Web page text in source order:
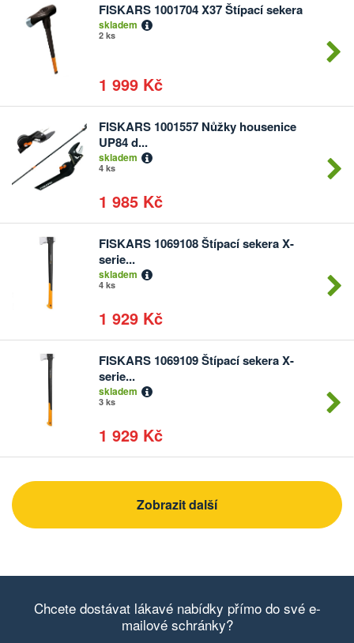
FISKARS 1001704 X37 Štípací sekera
skladem
2 ks
1 999 Kč
Počet
kusů
FISKARS 1001557 Nůžky housenice
UP84 d...
skladem
4 ks
1 985 Kč
Počet
FISKARS 1069108 Štípací sekera X-
serie...
skladem
4 ks
1 929 Kč
Počet
FISKARS 1069109 Štípací sekera X-
serie...
skladem
3 ks
1 929 Kč
Počet
Zobrazit další
Chcete dostávat lákavé nabídky přímo do své e-
mailové schránky?